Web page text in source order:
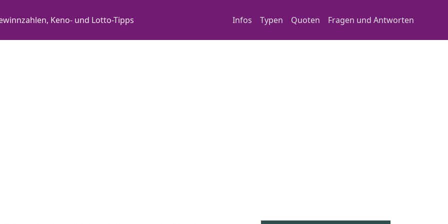
Keno- und Lotto-Tipps Main navigation
Infos Typen Quoten Fragen und Antworten